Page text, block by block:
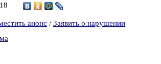
анонс / Заявить о нарушении